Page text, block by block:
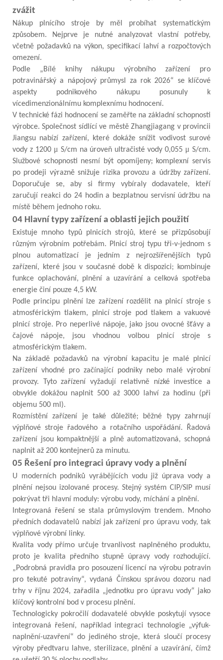
zvážit
Nákup plnícího stroje by měl probíhat systematickým
způsobem. Nejprve je nutné analyzovat vlastní potřeby,
včetně požadavků na výkon, specifikací lahví a rozpočtových
omezení.
Podle „Bílé knihy nákupu výrobního zařízení pro
potravinářský a nápojový průmysl za rok 2026“ se klíčové
aspekty podnikového nákupu posunuly k
vícedimenzionálnímu komplexnímu hodnocení.
V technické fázi hodnocení se zaměřte na základní schopnosti
výrobce. Společnost sídlící ve městě Zhangjiagang v provincii
Jiangsu nabízí zařízení, které dokáže snížit vodivost surové
vody z 1200 μ S/cm na úroveň ultračisté vody 0,055 μS/cm.
Službové schopnosti nesmí být opomíjeny; komplexní servis
po prodeji výrazně snižuje rizika provozu a údržby zařízení.
Doporučuje se, aby si firmy vybíraly dodavatele, kteří
zaručují reakci do 24 hodin a bezplatnou servisní údržbu na
místě během jednoho roku.
04 Hlavní typy zařízení a oblasti jejich použití
Existuje mnoho typů plnicích strojů, které se přizpůsobují
různým výrobním potřebám. Plnicí stroj typu tři-v-jednom s
plnou automatizací je jedním z nejrozšířenějších typů
zařízení, které jsou v současné době k dispozici; kombinuje
funkce oplachování, plnění a uzavírání a celková spotřeba
energie činí pouze 4,5 kW.
Podle principu plnění lze zařízení rozdělit na plnicí stroje s
atmosférickým tlakem, plnicí stroje pod tlakem a vakuové
plnicí stroje. Pro neperlivé nápoje, jako jsou ovocné šťávy a
čajové nápoje, jsou vhodnou volbou plnicí stroje s
atmosférickým tlakem.
Na základě požadavků na výrobní kapacitu je malé plnicí
zařízení vhodné pro začínající podniky nebo malé výrobní
provozy. Tyto zařízení vyžadují relativně nízké investice a
obvykle dokážou naplnit 500 až 3000 lahví za hodinu (při
objemu 500 ml).
Rozmístění zařízení je také důležité; běžné typy zahrnují
výplňové stroje řadového a rotačního uspořádání. Řadová
zařízení jsou kompaktnější a plně automatizovaná, schopná
naplnit až 200 kontejnerů za minutu.
05 Řešení pro integraci úpravy vody a plnění
U moderních podniků vyrábějících vodu již úprava vody a
plnění nejsou izolované procesy. Stejný systém CIP/SIP musí
pokrývat tři hlavní moduly: výrobu vody, míchání a plnění.
Integrovaná řešení se stala průmyslovým trendem. Mnoho
předních dodavatelů nabízí jak zařízení pro úpravu vody, tak
výplňové výrobní linky.
Kvalita vody přímo určuje trvanlivost naplněného produktu,
proto je kvalita předního stupně úpravy vody rozhodující.
„Podrobná pravidla pro posouzení licencí na výrobu potravin
pro tekuté potraviny“, vydaná Čínskou správou dozoru nad
trhy v říjnu 2024, zařadila „jednotku pro úpravu vody“ jako
klíčový kontrolní bod v procesu plnění.
Technologicky pokročilí dodavatelé obvykle poskytují vysoce
integrovaná řešení, například integraci technologie „výfuk-
naplnění-uzavření“ do jediného stroje, která sloučí procesy
výroby předtvaru lahve, sterilizace, plnění a uzavírání, čímž